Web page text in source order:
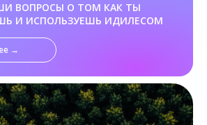
ВОПРОСЫ О ТОМ КАК ТЫ
И ИСПОЛЬЗУЕШЬ ИДИЛЕСОМ
→